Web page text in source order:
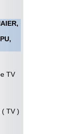
TV
( TV )